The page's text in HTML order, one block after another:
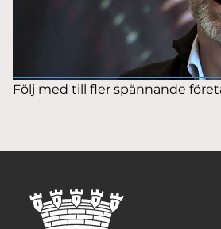
Följ med till fler spännande